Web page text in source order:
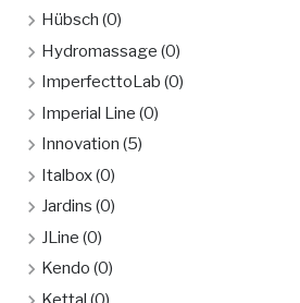
Hübsch (0)
Hydromassage (0)
ImperfecttoLab (0)
Imperial Line (0)
Innovation (5)
Italbox(0)
Jardins (0)
JLine (0)
Kendo (0)